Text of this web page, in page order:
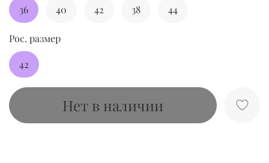
Нет в наличии
36 40 42 38 44
Рос. размер
42